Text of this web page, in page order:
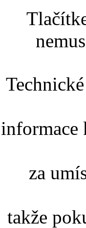
informace
za
takže